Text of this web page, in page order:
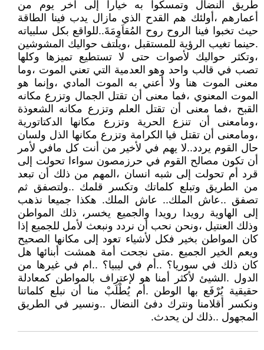
طريق النضال وتمسكوا به خيارا إلى آخر يوم من
أعمارهم ،أولئك هم القدح الذي مازال يدب فينا الطاقة
حيث تخبوا فينا الروح روح المُقاَوِمَةَ..للواقع بكل سلبياته
.حينما تغيب الرؤية للمستقبل ،ويلتف حواليك المشوشين
،وتكثر حواليك لأصوات حتى لا تستطيع تميزها وكلها
تصب في قالب واحد وهو العدمية التي تعني الموت ،وما
معنى الموت هنا ولا أعني به الموت المادي ،وإنما هو
الموت المعنوي ،فما معنى أن تقتل الجمال وتزرع مكانه
القبح ،فما معنى أن تقتل العلم وتزرع مكانه الشعوذة
،ومامعنى أن تنزع الحرية وتزرع مكانها الدكتاتورية
،ومامعنى أن تقتل فيا الكرامة وتزرع مكانها الذل ولسان
حال القوم يردد..لا يهم في لأخير من أنت كل مافي لأمر
أن تكون مصالح القوم في حرزمصون سواءا تحولت إلى
قرد أم تحولت إلى شبه انسان ،المهم من ذلك أن تبعد
من الطريق وتبلع كلماتك وتكسر قلمك ..ولتصفق ثم
تصفق ..عاش الملك.. عاش الملك. هكذا جميعا نذهب
إلى الهاوية رويدا رويدا والجميع يخسر، ذلك المواطن
وذلك العنتيل ،ونحن نحب أن نردد ونبعث لأمل للجميع إذا
كان المواطن بخير فكل لأشياء تعود إلى مكانها الصحيح
ويعم الخير الجميع .متى نجحت أمة همشت أبنائها هل
كان ذلك في سوريا؟ ..أم في ليبيا؟ ..ام في غيرها من
الدول .الشيئ لأكثر أمنا هو لإعتراف بالمواطن كمعادلة
حقيقية يُرْفَع بها الوطن .أم يُطْلَبْ منا أن نبلع كلماتنا
ونكسر أقلامنا ونترك دفئ النضال ..ونسير في الطريق
المجهول ..ذلك لن يحدث.